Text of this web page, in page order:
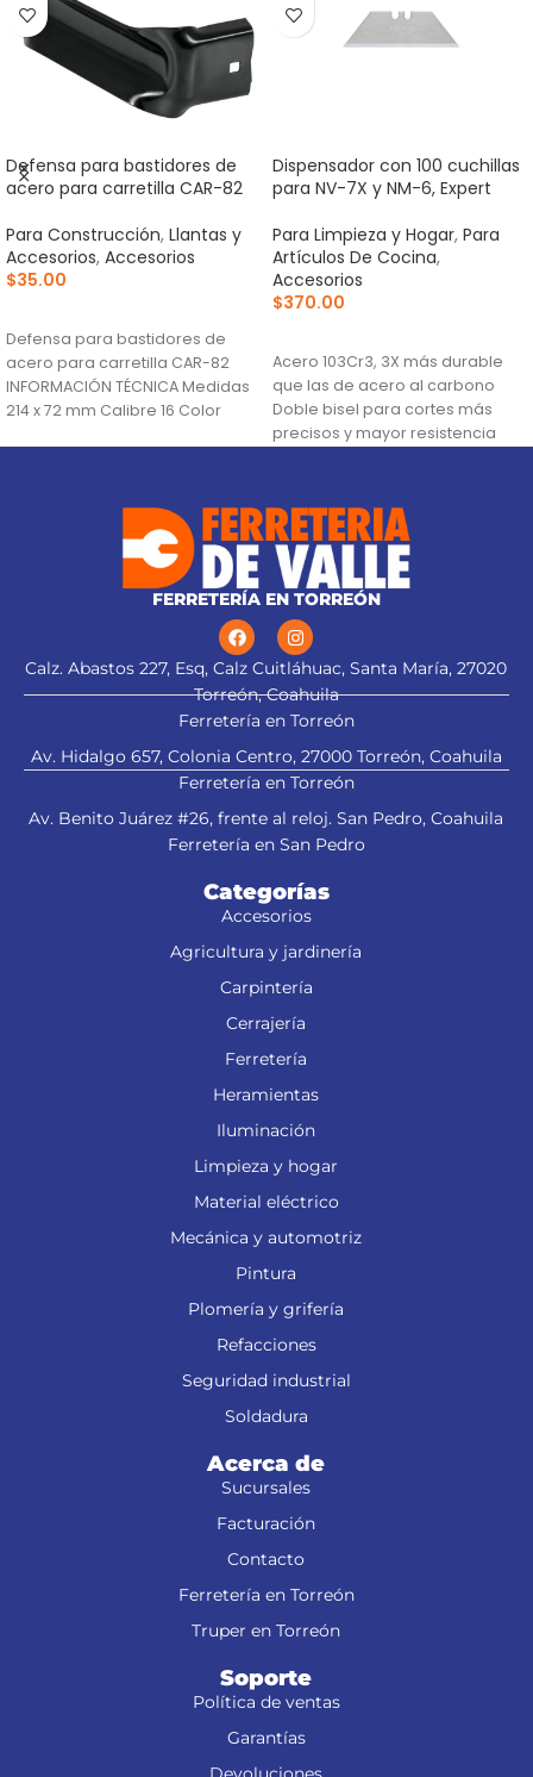
Defensa para bastidores de
acero para carretilla CAR-82
Para Construcción, Llantas y
Accesorios, Accesorios
$35.00
Defensa para bastidores de
acero para carretilla CAR-82
INFORMACIÓN TÉCNICA Medidas
214 x 72 mm Calibre 16 Color
Dispensador con 100 cuchillas
para NV-7X y NM-6, Expert
Para Limpieza y Hogar, Para
Artículos De Cocina,
Accesorios
$370.00
Acero 103Cr3, 3X más durable
que las de acero al carbono
Doble bisel para cortes más
precisos y mayor resistencia
FERRETERÍA EN TORREÓN
Calz. Abastos 227, Esq, Calz Cuitláhuac, Santa María, 27020
Torreón, Coahuila
Ferretería en Torreón
Av. Hidalgo 657, Colonia Centro, 27000 Torreón, Coahuila
Ferretería en Torreón
Av. Benito Juárez #26, frente al reloj. San Pedro, Coahuila
Ferretería en San Pedro
Categorías
Accesorios
Agricultura y jardinería
Carpintería
Cerrajería
Ferretería
Heramientas
Iluminación
Limpieza y hogar
Material eléctrico
Mecánica y automotriz
Pintura
Plomería y grifería
Refacciones
Seguridad industrial
Soldadura
Acerca de
Sucursales
Facturación
Contacto
Ferretería en Torreón
Truper en Torreón
Soporte
Política de ventas
Garantías